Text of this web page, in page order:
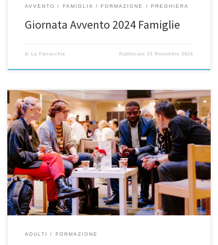
AVVENTO FAMIGLIA FORMAZIONE PREGHIERA
Giornata Avvento 2024 Famiglie
di La Parrocchia Pubblicato 23 Novembre 2024
Per rinnovare le nostre parrocchie secondo l’insegnamento di
Evangelii Gaudium, di papa Francesco 1) IL PRIMATO
DELL’EVANGELIZZAZIONEVen 29/11 ore 20.45 oratorio di Bormio
2) IL MEGLIO DELLA GUIDAVen 28/2 ore 20.45 oratorio di S.Nicolò 3)
LA POTENZA DELLO SPIRITO SANTOMerc 23/4 ore 20.45 oratorio di
Bormio siamo tutti invitati, soprattutto i […]
ADULTI FORMAZIONE